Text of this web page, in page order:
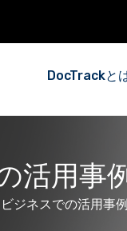
DocTrackと
活用事
ジネスでの活用事